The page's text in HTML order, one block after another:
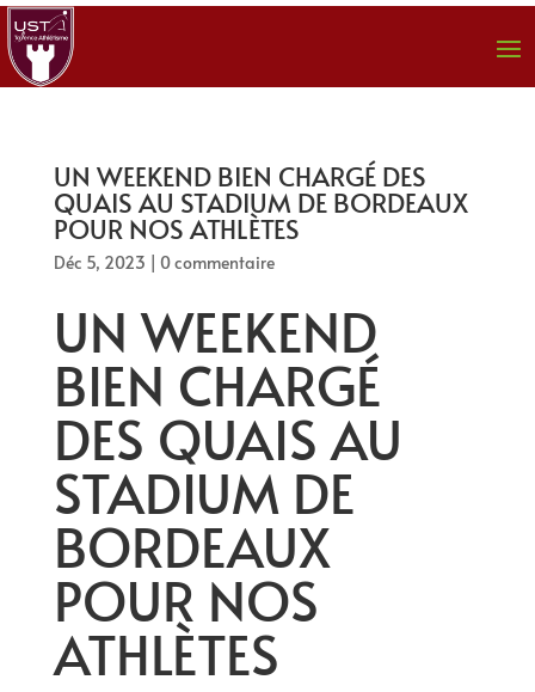
UN WEEKEND BIEN CHARGÉ DES
QUAIS AU STADIUM DE BORDEAUX
POUR NOS ATHLÈTES
Déc 5, 2023 | 0 commentaire
UN WEEKEND
BIEN CHARGÉ
DES QUAIS AU
STADIUM DE
BORDEAUX
POUR NOS
ATHLÈTES